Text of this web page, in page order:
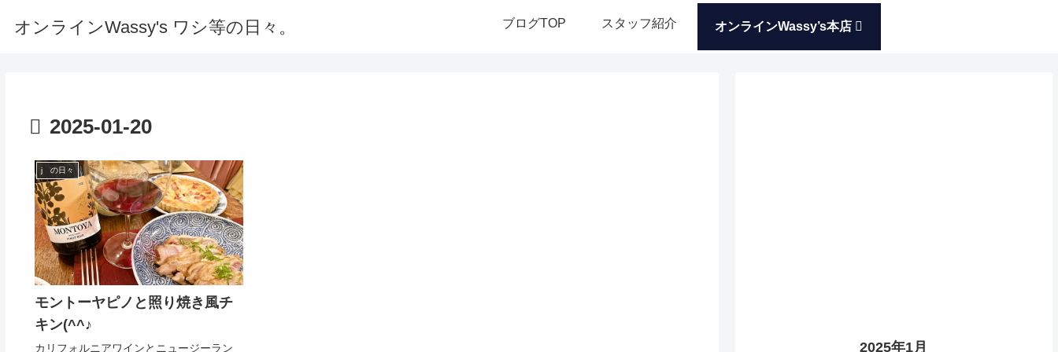
オンラインWassy's ワシ等の日々。 ブログTOP スタッフ紹介 オンラインWassy’s本店
2025-01-20
j の日々
モントーヤピノと照り焼き風チ
キン(^^♪
カリフォルニアワインとニュージーラン
2025年1月